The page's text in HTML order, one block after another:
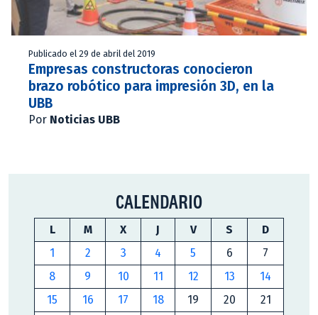
Publicado el 29 de abril del 2019
Empresas constructoras conocieron
brazo robótico para impresión 3D, en la
UBB
Por Noticias UBB
CALENDARIO
L M X J V S
D
1
2 3 4 5 6
7
8
9 10 11 12 13
14
15
16 17 18 19 20
21